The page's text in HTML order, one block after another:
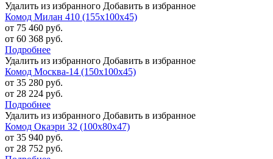
Удалить из избранного Добавить в избранное
Комод Милан 410 (155х100х45)
от 75 460 руб.
от 60 368 руб.
Подробнее
Удалить из избранного Добавить в избранное
Комод Москва-14 (150х100х45)
от 35 280 руб.
от 28 224 руб.
Подробнее
Удалить из избранного Добавить в избранное
Комод Окаэри 32 (100х80х47)
от 35 940 руб.
от 28 752 руб.